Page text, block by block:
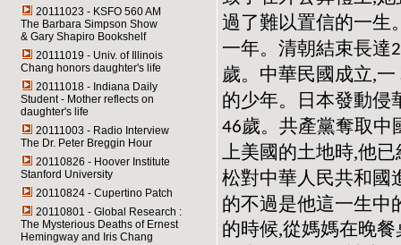
20111023 - KSFO 560 AM
The Barbara Simpson Show
& Gary Shapiro Bookshelf
20111019 - Univ. of Illinois
Chang honors daughter's life
20111018 - Indiana Daily
Student - Mother reflects on
daughter's life
20111003 - Radio Interview
The Dr. Peter Breggin Hour
20110826 - Hoover Institute
Stanford University
20110824 - Cupertino Patch
20110801 - Global Research :
The Mysterious Deaths of Ernest
Hemingway and Iris Chang
過了難以置信的一生
一年。清朝結束長達
歲。中華民國成立,一
的少年。日本發動侵
46歲。共產黨奪取中
上美國的土地時,他已
松對中華人民共和國
的不過是他這一生中
的時候,從媽媽在晚